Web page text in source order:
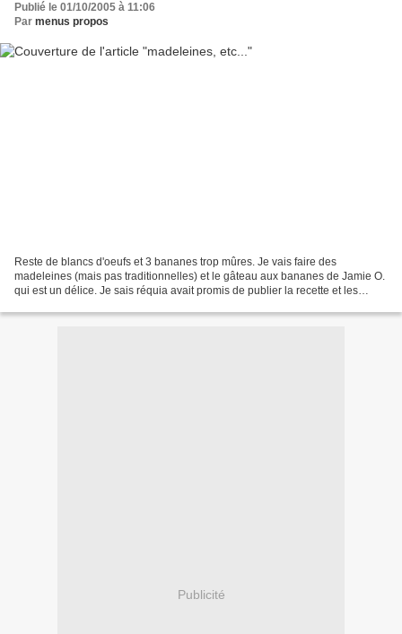
Publié le 01/10/2005 à 11:06
Par menus propos
Reste de blancs d'oeufs et 3 bananes trop mûres. Je vais faire des
madeleines (mais pas traditionnelles) et le gâteau aux bananes de Jamie O.
qui est un délice. Je sais réquia avait promis de publier la recette et les
Publicité